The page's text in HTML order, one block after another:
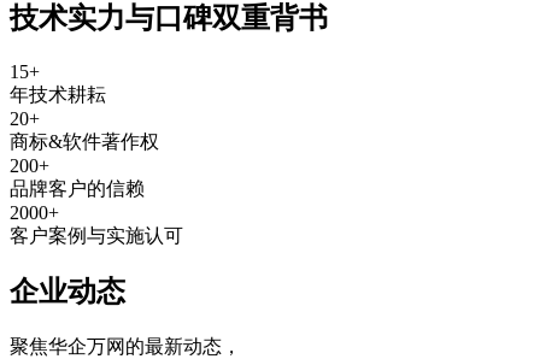
技术实力与口碑双重背书
15+
年技术耕耘
20+
商标&软件著作权
200+
品牌客户的信赖
2000+
客户案例与实施认可
企业动态
聚焦华企万网的最新动态 ，